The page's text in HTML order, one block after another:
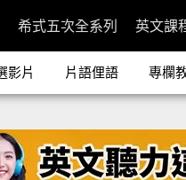
希式五次全系列 英文課
影片 片語俚語 專欄